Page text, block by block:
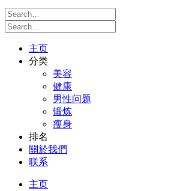
主页
分类
美容
健康
男性问题
锻炼
瘦身
排名
關於我們
联系
主页